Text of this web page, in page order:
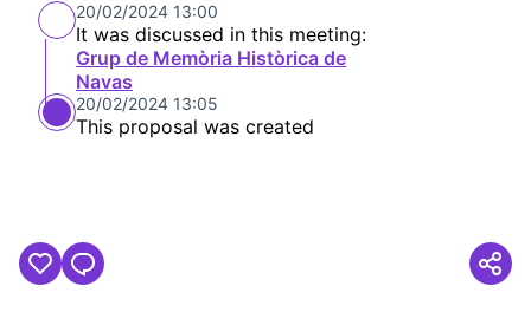
20/02/2024 13:00
It was discussed in this meeting:
Grup de Memòria Històrica de
Navas
20/02/2024 13:05
This proposal was created